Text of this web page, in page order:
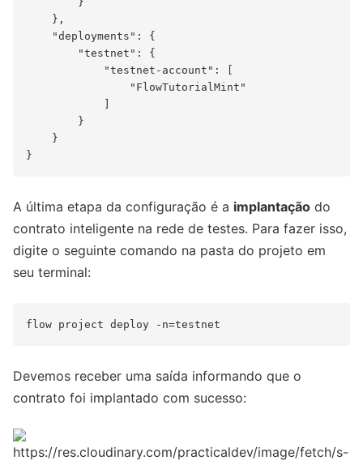
    },
    "deployments": {
        "testnet": {
            "testnet-account": [
                "FlowTutorialMint"
        }
    }
A última etapa da configuração é a implantação do
contrato inteligente na rede de testes. Para fazer isso,
digite o seguinte comando na pasta do projeto em
seu terminal:
Devemos receber uma saída informando que o
contrato foi implantado com sucesso: